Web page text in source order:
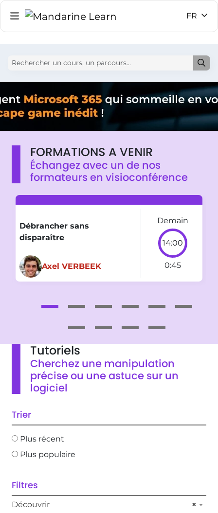
FR
FORMATIONS A VENIR
Échangez avec un de nos
formateurs en visioconférence
Débrancher sans
disparaître
Axel VERBEEK
Demain
14:00
0:45
Tutoriels
Cherchez une manipulation
précise ou une astuce sur un
logiciel
Trier
Plus récent
Plus populaire
Filtres
×
Découvrir